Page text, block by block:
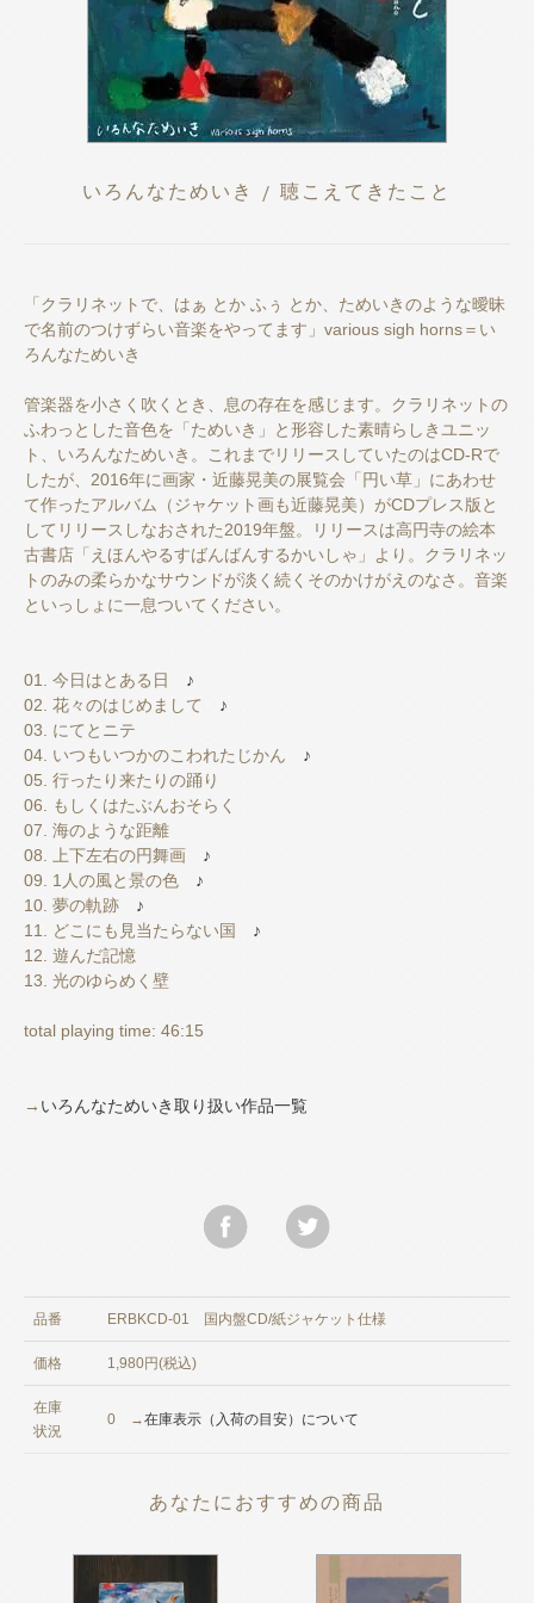
いろんなためいき / 聴こえてきたこと
「クラリネットで、はぁ とか ふぅ とか、ためいきのような曖昧
で名前のつけずらい音楽をやってます」various sigh horns＝い
ろんなためいき
管楽器を小さく吹くとき、息の存在を感じます。クラリネットの
ふわっとした音色を「ためいき」と形容した素晴らしきユニッ
ト、いろんなためいき。これまでリリースしていたのはCD-Rで
したが、2016年に画家・近藤晃美の展覧会「円い草」にあわせ
て作ったアルバム（ジャケット画も近藤晃美）がCDプレス版と
してリリースしなおされた2019年盤。リリースは高円寺の絵本
古書店「えほんやるすばんばんするかいしゃ」より。クラリネッ
トのみの柔らかなサウンドが淡く続くそのかけがえのなさ。音楽
といっしょに一息ついてください。
01. 今日はとある日
♪
02. 花々のはじめまして
♪
03. にてとニテ
04. いつもいつかのこわれたじかん ♪
05. 行ったり来たりの踊り
06. もしくはたぶんおそらく
07. 海のような距離
08. 上下左右の円舞画 ♪
09. 1人の風と景の色 ♪
10. 夢の軌跡 ♪
11. どこにも見当たらない国
♪
12. 遊んだ記憶
13. 光のゆらめく壁
total playing time: 46:15
→ いろんなためいき取り扱い作品一覧
品番 ERBKCD-01 国内盤CD/紙ジャケット仕様
価格 1,980円(税込)
在庫
状況
0 →在庫表示（入荷の目安）について
あなたにおすすめの商品